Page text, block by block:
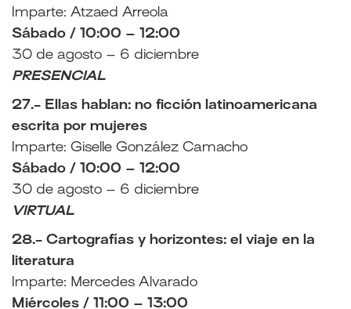
Imparte: Atzaed Arreola
Sábado / 10:00 – 12:00
30 de agosto – 6 diciembre
PRESENCIAL
27.- Ellas hablan: no ficción latinoamericana
escrita por mujeres
Imparte: Giselle González Camacho
Sábado / 10:00 – 12:00
30 de agosto – 6 diciembre
VIRTUAL
28.- Cartografías y horizontes: el viaje en la
literatura
Imparte: Mercedes Alvarado
Miércoles / 11:00 – 13:00